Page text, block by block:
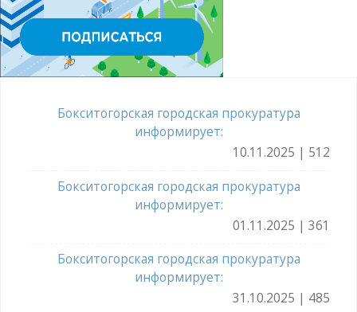
Бокситогорская городская прокуратура
информирует:
10.11.2025 | 512
Бокситогорская городская прокуратура
информирует:
01.11.2025 | 361
Бокситогорская городская прокуратура
информирует:
31.10.2025 | 485